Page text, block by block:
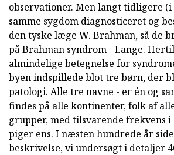
observationer. Men langt tidligere (i
samme sygdom diagnosticeret og
den tyske læge W. Brahman, så de
på Brahman syndrom - Lange.
almindelige betegnelse for
byen indspillede blot tre børn, der
patologi. Alle tre navne - er én og
findes på alle kontinenter, folk af
grupper, med tilsvarende frekvens i
piger ens. I næsten hundrede år
beskrivelse, vi undersøgt i detaljer